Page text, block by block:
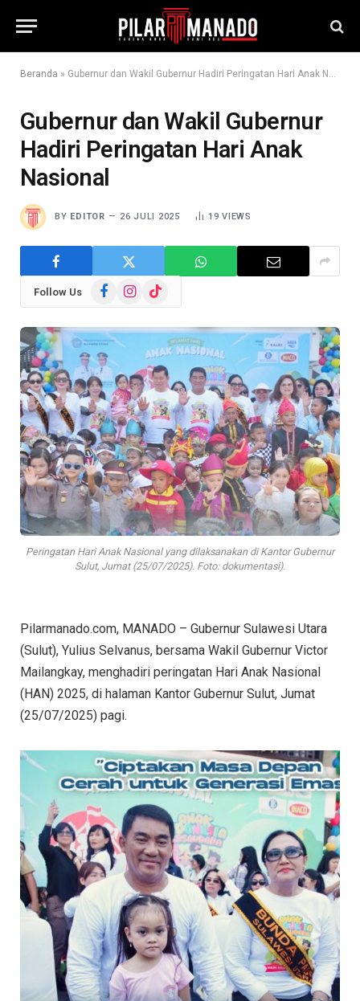
Beranda » Gubernur dan Wakil Gubernur Hadiri Peringatan Hari Anak Nasional
Gubernur dan Wakil Gubernur
Hadiri Peringatan Hari Anak
Nasional
BY EDITOR 26 JULI 2025 19VIEWS
Follow Us FacebookInstagram
TikTok
Peringatan Hari Anak Nasional yang dilaksanakan di Kantor Gubernur
Sulut, Jumat (25/07/2025). Foto: dokumentasi).
Pilarmanado.com, MANADO – Gubernur Sulawesi Utara
(Sulut), Yulius Selvanus, bersama Wakil Gubernur Victor
Mailangkay, menghadiri peringatan Hari Anak Nasional
(HAN) 2025, di halaman Kantor Gubernur Sulut, Jumat
(25/07/2025) pagi.